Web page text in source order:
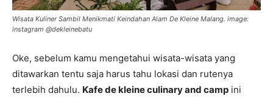
Wisata Kuliner Sambil Menikmati Keindahan Alam De Kleine Malang. image:
instagram @dekleinebatu
Oke, sebelum kamu mengetahui wisata-wisata yang
ditawarkan tentu saja harus tahu lokasi dan rutenya
terlebih dahulu. Kafe de kleine culinary and camp ini